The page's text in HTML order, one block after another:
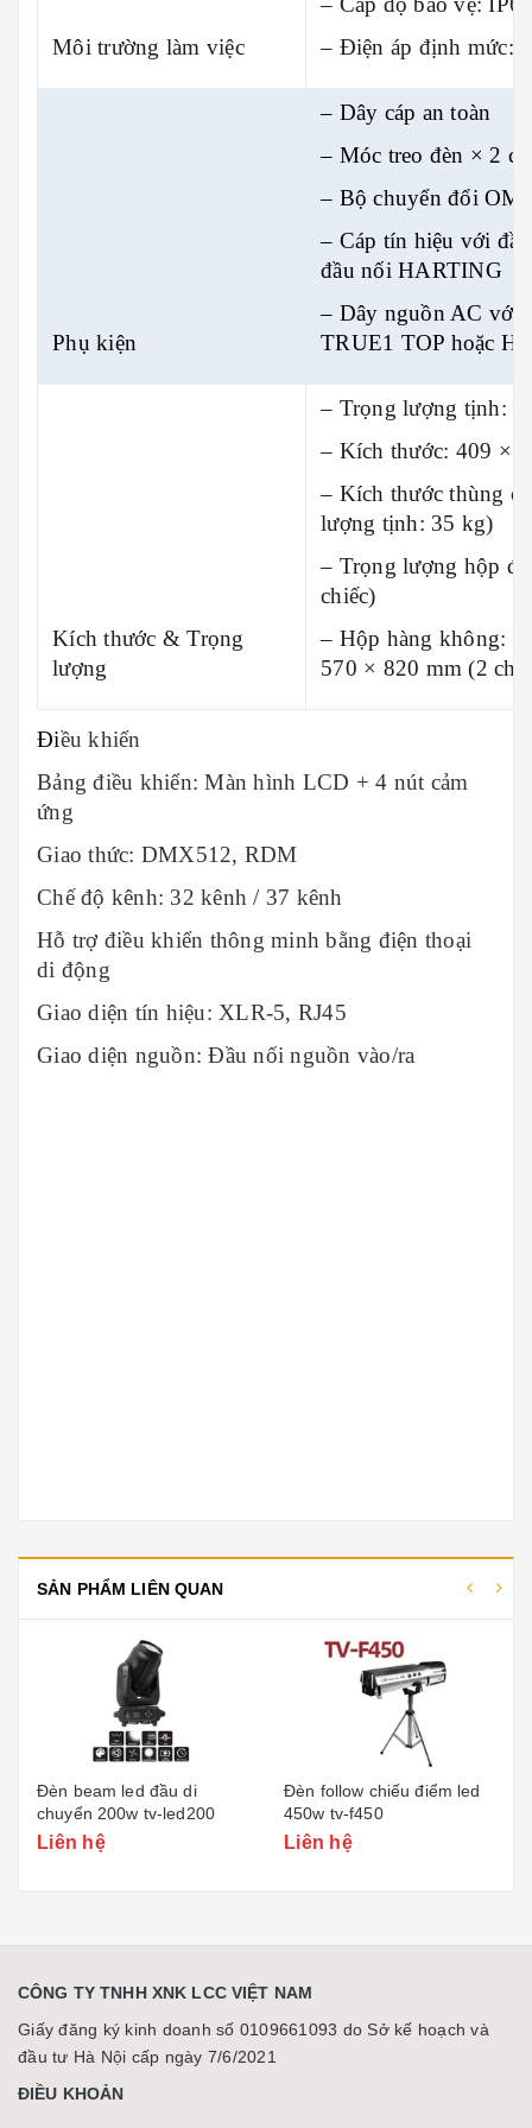
Môi trường làm việc
– Điện áp định mức:
Phụ kiện
– Dây cáp an toàn
– Móc treo đèn × 2
– Bộ chuyển đổi
– Cáp tín hiệu với
đầu nối HARTING
– Dây nguồn AC với
TRUE1 TOP hoặc
Kích thước & Trọng
lượng
– Trọng lượng tịnh:
– Kích thước: 409 ×
– Kích thước thùng
lượng tịnh: 35 kg)
– Trọng lượng hộp
chiếc)
– Hộp hàng không:
570 × 820 mm (2
Điều khiển
Bảng điều khiển: Màn hình LCD + 4 nút cảm
ứng
Giao thức: DMX512, RDM
Chế độ kênh: 32 kênh / 37 kênh
Hỗ trợ điều khiển thông minh bằng điện thoại
di động
Giao diện tín hiệu: XLR-5, RJ45
Giao diện nguồn: Đầu nối nguồn vào/ra
SẢN PHẨM LIÊN QUAN
Đèn beam led đầu di
chuyển 200w tv-led200
Liên hệ
Đèn follow chiếu điểm led
450w tv-f450
Liên hệ
CÔNG TY TNHH XNK LCC VIỆT NAM
Giấy đăng ký kinh doanh số 0109661093 do Sở kế hoạch và
đầu tư Hà Nội cấp ngày 7/6/2021
ĐIỀU KHOẢN